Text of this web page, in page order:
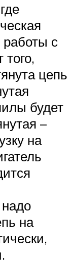
с
цепь
будет
–
на
на